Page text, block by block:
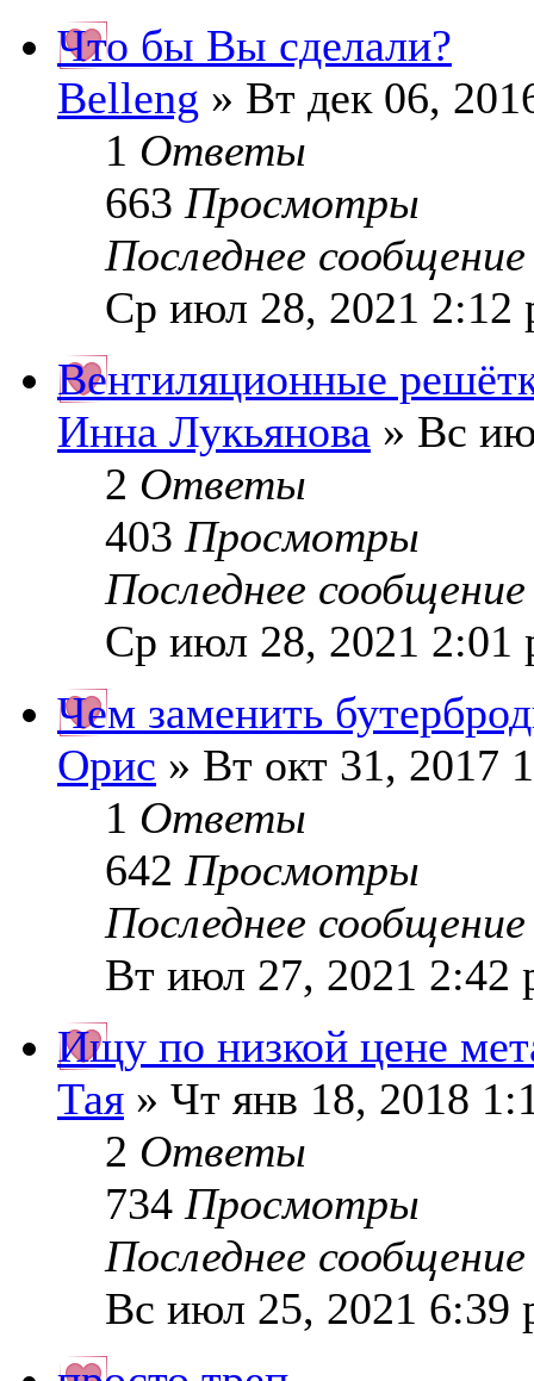
Что бы Вы сделали?
Belleng » Вт дек 06,
1 Ответы
663 Просмотры
Последнее
Ср июл 28, 2021 2:12
Вентиляционные
Инна Лукьянова » Вс
2 Ответы
403 Просмотры
Последнее
Ср июл 28, 2021 2:01
Чем заменить
Орис » Вт окт 31, 2017
1 Ответы
642 Просмотры
Последнее
Вт июл 27, 2021 2:42
Ищу по низкой цене
Тая » Чт янв 18, 2018
2 Ответы
734 Просмотры
Последнее
Вс июл 25, 2021 6:39